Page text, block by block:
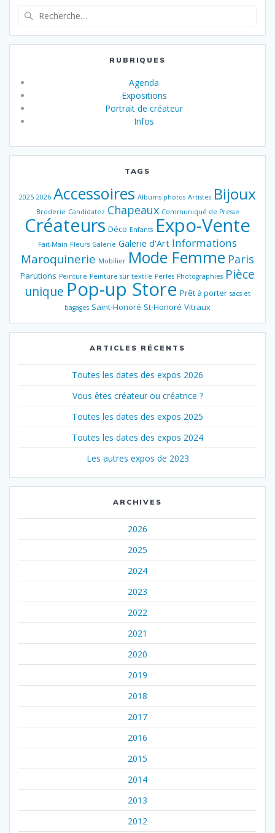
:
RUBRIQUES
Agenda
Expositions
Portrait de créateur
Infos
TAGS
2025 2026 Accessoires Albums photos Artistes Bijoux
Broderie Candidatez Chapeaux Communiqué de Presse
Créateurs Déco Enfants Expo-Vente
Fait-Main Fleurs Galerie Galerie d'Art Informations
Maroquinerie Mobilier Mode Femme Paris
Parutions Peinture Peinture sur textile Perles Photographies Pièce
unique Pop-up Store Prêt à porter sacs et
bagages Saint-Honoré St-Honoré Vitraux
ARTICLES RÉCENTS
Toutes les dates des expos 2026
Vous êtes créateur ou créatrice ?
Toutes les dates des expos 2025
Toutes les dates des expos 2024
Les autres expos de 2023
ARCHIVES
2026
2025
2024
2023
2022
2021
2020
2019
2018
2017
2016
2015
2014
2013
2012